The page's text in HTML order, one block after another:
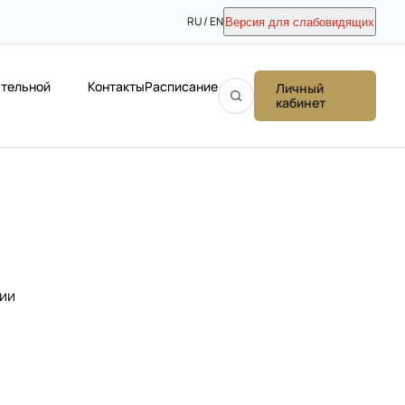
RU / EN Версия для слабовидящих
КонтактыРасписание
Личный
кабинет